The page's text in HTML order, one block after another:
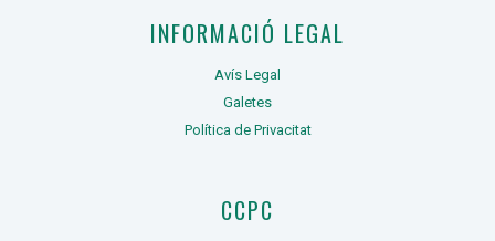
INFORMACIÓ LEGAL
Avís Legal
Galetes
Política de Privacitat
CCPC